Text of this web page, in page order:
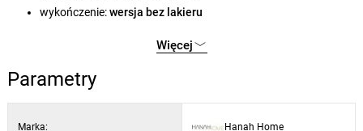
wykończenie:wersja bez lakieru
brązowy i zielony
wymiary:
wymiary w stanie złożonym:
Więcej
Parametry
Marka: Hanah Home